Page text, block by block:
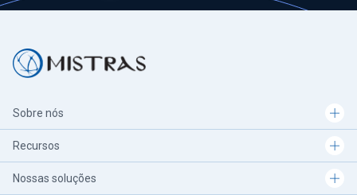
Sobre nós
Recursos
Nossas soluções